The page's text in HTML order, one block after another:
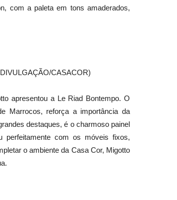
com a paleta em tons amaderados,
CASACOR)
apresentou a Le Riad Bontempo. O
Marrocos, reforça a importância da
destaques, é o charmoso painel
perfeitamente com os móveis fixos,
o ambiente da Casa Cor, Migotto